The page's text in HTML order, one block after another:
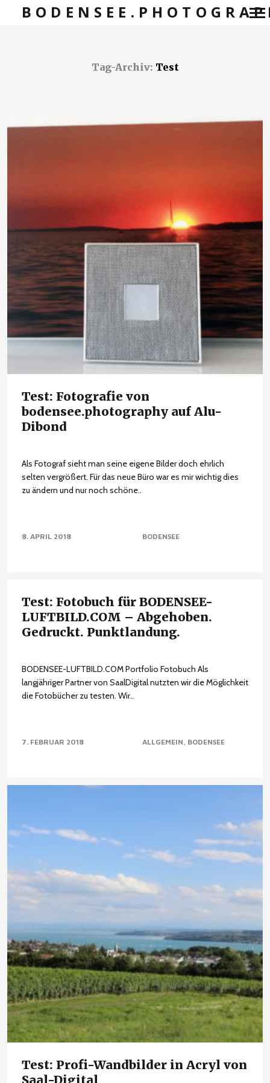
Tag-Archiv: Test
Test: Fotografie von
bodensee.photography auf Alu-
Dibond
Als Fotograf sieht man seine eigene Bilder doch ehrlich
selten vergrößert. Für das neue Büro war es mir wichtig dies
zu ändern und nur noch schöne..
8. APRIL 2018 BODENSEE
Test: Fotobuch für BODENSEE-
LUFTBILD.COM – Abgehoben.
Gedruckt. Punktlandung.
BODENSEE-LUFTBILD.COM Portfolio Fotobuch Als
langjähriger Partner von SaalDigital nutzten wir die Möglichkeit
die Fotobücher zu testen. Wir..
7. FEBRUAR 2018 ALLGEMEIN BODENSEE
Test: Profi-Wandbilder in Acryl von
Saal-Digital